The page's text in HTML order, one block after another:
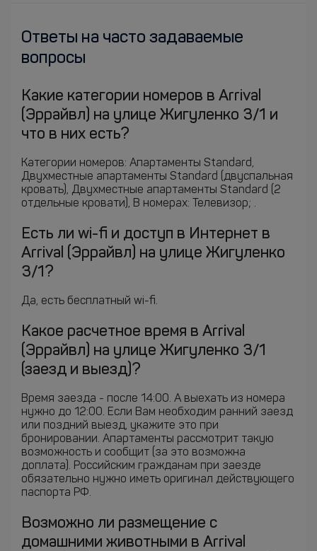
Ответы на часто задаваемые
вопросы
Какие категории номеров в Arrival
(Эррайвл) на улице Жигуленко 3/1 и
что в них есть?
Категории номеров: Апартаменты Standard,
Двухместные апартаменты Standard (двуспальная
кровать), Двухместные апартаменты Standard (2
отдельные кровати), В номерах: Телевизор; .
Есть ли wi-fi и доступ в Интернет в
Arrival (Эррайвл) на улице Жигуленко
3/1?
Да, есть бесплатный wi-fi.
Какое расчетное время в Arrival
(Эррайвл) на улице Жигуленко 3/1
(заезд и выезд)?
Время заезда - после 14:00. А выехать из номера
нужно до 12:00. Если Вам необходим ранний заезд
или поздний выезд, укажите это при
бронировании. Апартаменты рассмотрит такую
возможность и сообщит (за это возможна
доплата). Российским гражданам при заезде
обязательно нужно иметь оригинал действующего
паспорта РФ.
Возможно ли размещение с
домашними животными в Arrival